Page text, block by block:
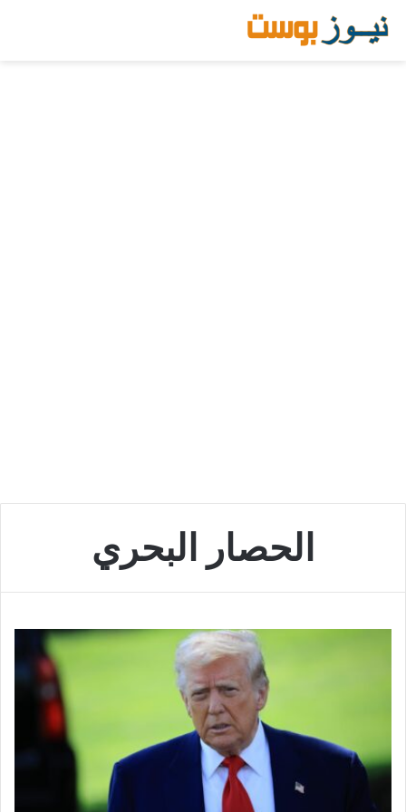
الحصار البحري